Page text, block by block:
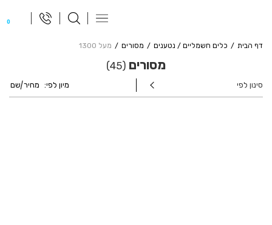
0
פתח
ניווט
דף הבית כלים חשמליים / נטענים מסורים מעל 1300
מסורים 45
מיון לפי: מחיר|שם סינון לפי